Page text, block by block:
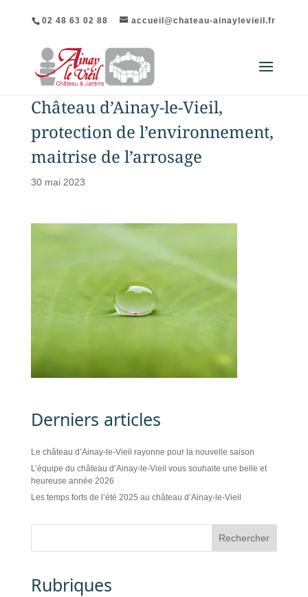
02 48 63 02 88 accueil@chateau-ainaylevieil.fr
Château d’Ainay-le-Vieil,
protection de l’environnement,
maitrise de l’arrosage
30 mai 2023
Derniers articles
Le château d’Ainay-le-Vieil rayonne pour la nouvelle saison
L’équipe du château d’Ainay-le-Vieil vous souhaite une belle et
heureuse année 2026
Les temps forts de l’été 2025 au château d’Ainay-le-Vieil
Rubriques